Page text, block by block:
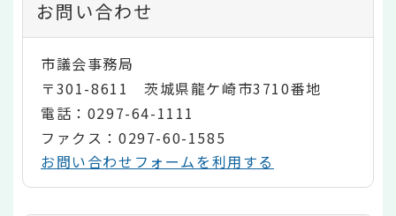
お問い合わせ
市議会事務局
〒301-8611 茨城県龍ケ崎市3710番地
電話：0297-64-1111
ファクス：0297-60-1585
お問い合わせフォームを利用する